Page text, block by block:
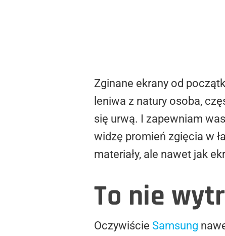
Zginane ekrany od
leniwa z natury osoba,
się urwą. I zapewniam
widzę promień zgięcia w
materiały, ale nawet jak
To nie
Oczywiście Samsung